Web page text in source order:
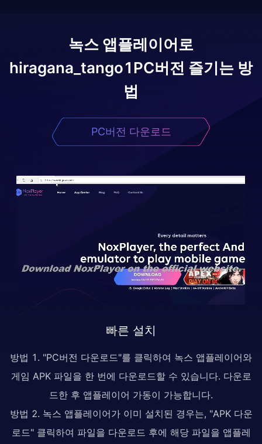
녹스 앱플레이어로
hiragana_tango1PC버전 즐기는 방
법
PC버전 다운로드
빠른 설치
방법 1. "PC버전 다운로드"를 클릭하여 녹스 앱플레이어와
게임 APK 파일을 한 번에 다운로드할 수 있습니다. 다운로
드한 후 앱플레이어 가동이 가능합니다.
방법 2. 녹스 앱플레이어가 이미 설치된 경우는, "APK 다운
로드" 클릭하여 파일을 다운로드 후에 해당 파일을 앱플레